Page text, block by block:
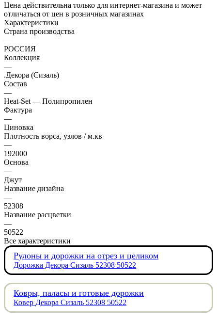
Цена действительна только для интернет-магазина и может
отличаться от цен в розничных магазинах
Характеристики
Страна производства
—
РОССИЯ
Коллекция
—
.Декора (Сизаль)
Состав
—
Heat-Set — Полипропилен
Фактура
—
Циновка
Плотность ворса, узлов / м.кв
—
192000
Основа
—
Джут
Название дизайна
—
52308
Название расцветки
—
50522
Все характеристики
Рулоны и дорожки на отрез и целиком
Дорожка Декора Сизаль 52308 50522
Ковры, паласы и готовые дорожки
Ковер Декора Сизаль 52308 50522